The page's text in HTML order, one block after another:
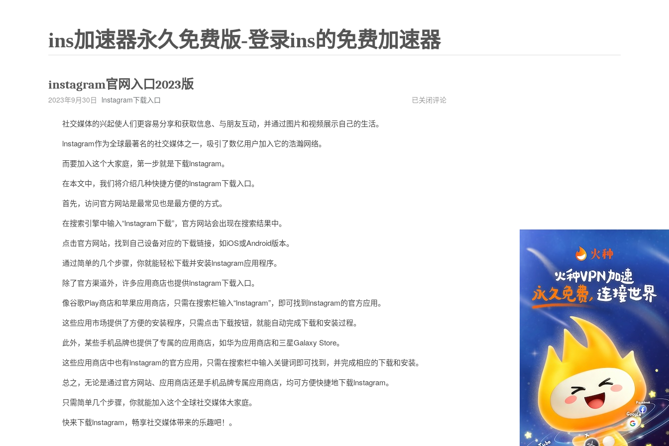
ins加速器永久免费版-登录ins的免费加速器
instagram官网入口2023版
2023年9月30日 lnstagram下载入口
instagram
已关闭评论
社交媒体的兴起使人们更容易分享和获取信息、与朋友互动，并通过图片和视频展示自己的生活。
lnstagram作为全球最著名的社交媒体之一，吸引了数亿用户加入它的浩瀚网络。
而要加入这个大家庭，第一步就是下载lnstagram。
在本文中，我们将介绍几种快捷方便的lnstagram下载入口。
首先，访问官方网站是最常见也是最方便的方式。
在搜索引擎中输入“lnstagram下载”，官方网站会出现在搜索结果中。
点击官方网站，找到自己设备对应的下载链接，如iOS或Android版本。
通过简单的几个步骤，你就能轻松下载并安装lnstagram应用程序。
除了官方渠道外，许多应用商店也提供lnstagram下载入口。
像谷歌Play商店和苹果应用商店，只需在搜索栏输入“lnstagram”，即可找到lnstagram的官方应用。
这些应用市场提供了方便的安装程序，只需点击下载按钮，就能自动完成下载和安装过程。
此外，某些手机品牌也提供了专属的应用商店，如华为应用商店和三星Galaxy Store。
这些应用商店中也有lnstagram的官方应用，只需在搜索栏中输入关键词即可找到，并完成相应的下载和安装。
总之，无论是通过官方网站、应用商店还是手机品牌专属应用商店，均可方便快捷地下载lnstagram。
只需简单几个步骤，你就能加入这个全球社交媒体大家庭。
快来下载lnstagram，畅享社交媒体带来的乐趣吧！。